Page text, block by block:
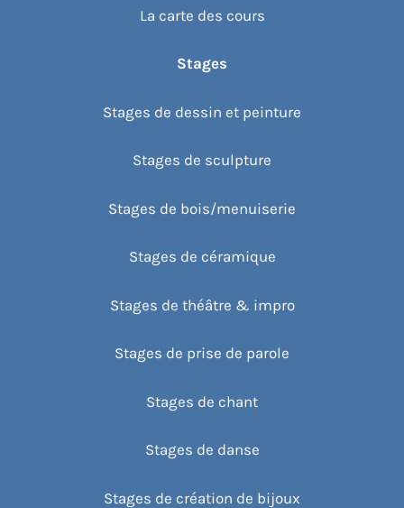
La carte des cours
Stages
Stages de dessin et peinture
Stages de sculpture
Stages de bois/menuiserie
Stages de céramique
Stages de théâtre & impro
Stages de prise de parole
Stages de chant
Stages de danse
Stages de création de bijoux